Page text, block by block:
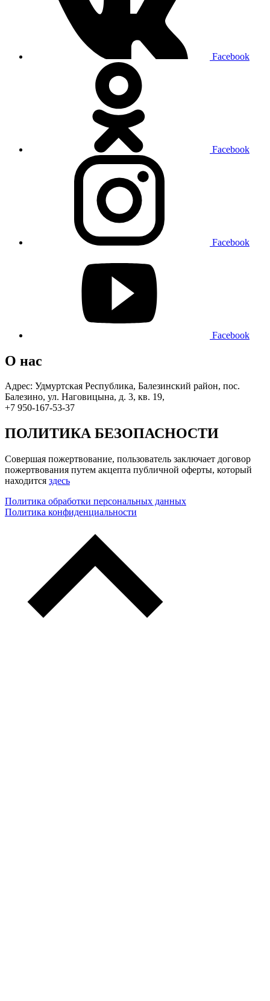
Facebook
Facebook
Facebook
Facebook
О нас
Адрес: Удмуртская Республика, Балезинский район, пос.
Балезино, ул. Наговицына, д. 3, кв. 19,
+7 950-167-53-37
ПОЛИТИКА БЕЗОПАСНОСТИ
Совершая пожертвование, пользователь заключает договор
пожертвования путем акцепта публичной оферты, который
находится здесь
Политика обработки персональных данных
Политика конфиденциальности